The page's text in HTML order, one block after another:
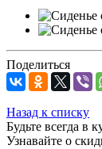
Поделиться
Назад к списку
Будьте всегда в
Узнавайте о